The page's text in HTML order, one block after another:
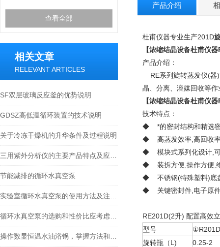
查看全部
相关文章
RELEVANT ARTICLES
SF双层玻璃反应釜的优势说明
GDSZ高低温循环装置的技术说明
关于冷冻干燥机的升华条件及过程说明
节能减排的循环水真空泵
产品介绍
杜甫仪器专业生产201D
【浓缩结晶设备杜甫仪
产品介绍：
RE系列旋转蒸发仪(器)
晶、分离、溶媒回收等
【浓缩结晶设备杜甫仪
技术特点：
◆ *的密封结构和精选
◆ 高蒸发效率,高回收
◆ 模块式系列化设计,
◆ 装拆方便,操作方便,
◆ 不锈钢(特殊塑料)底
◆ 关键密封件,电子原
RE201D(2升) 配置高效
型号
①R201D
旋转瓶（L)
0.25-2